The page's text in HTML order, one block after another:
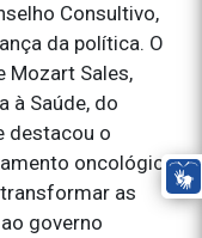
Consultivo,
da política. O
Mozart Sales,
à Saúde, do
destacou o
oncológico
as
governo